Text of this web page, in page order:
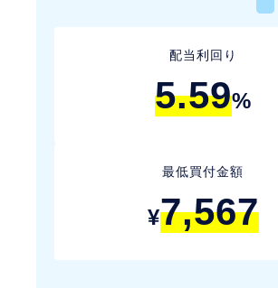
配当利回り
5.59%
最低買付金額
¥7,567